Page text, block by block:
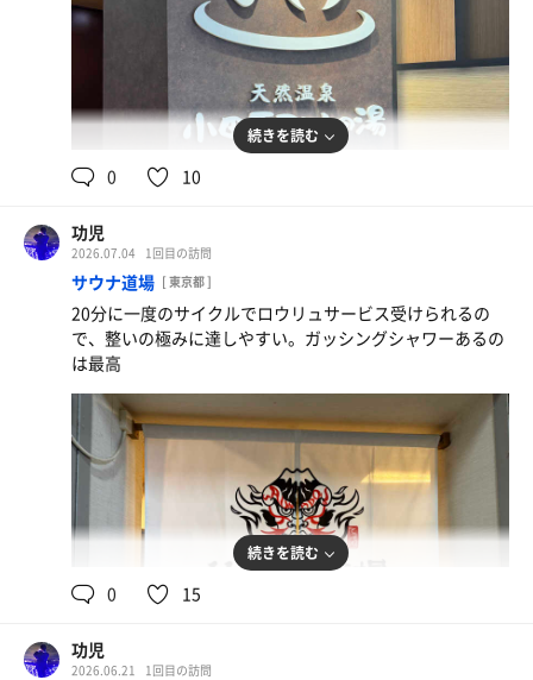
続きを読む
0 10
功児
2026.07.04 1回目の訪問
サウナ道場 [ 東京都 ]
20分に一度のサイクルでロウリュサービス受けられるの
で、整いの極みに達しやすい。ガッシングシャワーあるの
は最高
続きを読む
0 15
功児
2026.06.21 1回目の訪問